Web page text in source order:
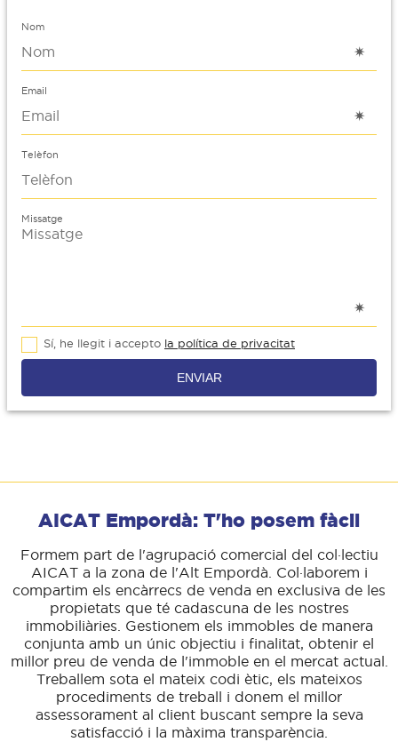
Nom
Email
Telèfon
Missatge
Sí, he llegit i accepto la política de privacitat
ENVIAR
AICAT Empordà: T'ho posem fàcil
Formem part de l'agrupació comercial del col·lectiu
AICAT a la zona de l'Alt Empordà. Col·laborem i
compartim els encàrrecs de venda en exclusiva de les
propietats que té cadascuna de les nostres
immobiliàries. Gestionem els immobles de manera
conjunta amb un únic objectiu i finalitat, obtenir el
millor preu de venda de l'immoble en el mercat actual.
Treballem sota el mateix codi ètic, els mateixos
procediments de treball i donem el millor
assessorament al client buscant sempre la seva
satisfacció i la màxima transparència.